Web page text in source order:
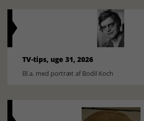
TV-tips, uge 31, 2026
Bl.a. med portræt af Bodil Koch